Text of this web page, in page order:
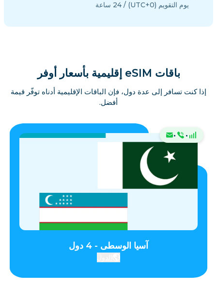
يوم التقويم (UTC+0) / 24 ساعة
باقات eSIM إقليمية بأسعار أوفر
إذا كنت تسافر إلى عدة دول، فإن الباقات الإقليمية أدناه توفّر قيمة
أفضل.
·
·
آسيا الوسطى - 4 دول